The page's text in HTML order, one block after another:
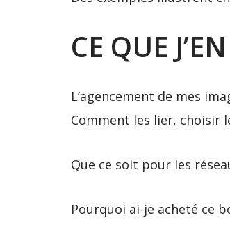
CE QUE
L’agencement de mes
Comment les lier, choisir
Que ce soit pour les
Pourquoi ai-je acheté ce